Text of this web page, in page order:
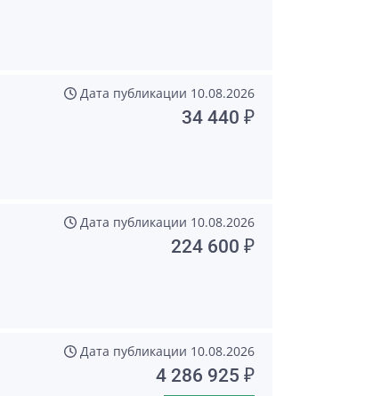
Дата публикации 10.08.2026
34 440 ₽
Дата публикации 10.08.2026
224 600 ₽
Дата публикации 10.08.2026
4 286 925 ₽